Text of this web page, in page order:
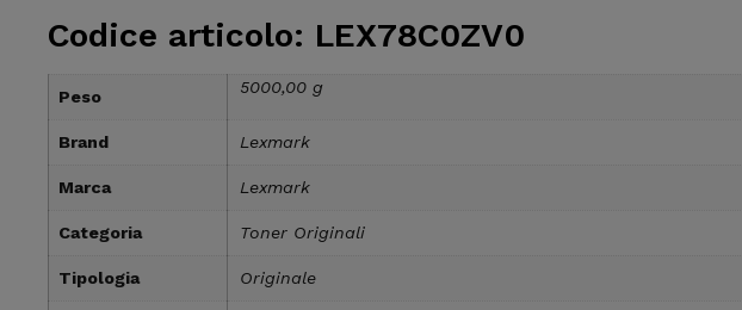
Codice articolo: LEX78C0ZV0
Peso 5000,00 g
Brand Lexmark
Marca Lexmark
Categoria Toner Originali
Tipologia Originale